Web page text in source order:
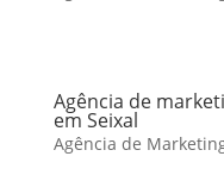
Agência de
em Seixal
Agência de